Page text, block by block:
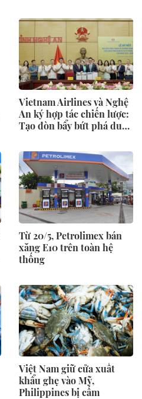
Vietnam Airlines và Nghệ
An ký hợp tác chiến lược:
Tạo đòn bẩy bứt phá du
Từ 20/5, Petrolimex bán
xăng E10 trên toàn hệ
thống
Việt Nam giữ cửa xuất
khẩu ghẹ vào Mỹ,
Philippines bị cấm